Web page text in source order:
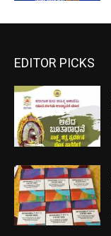
EDITOR PICKS